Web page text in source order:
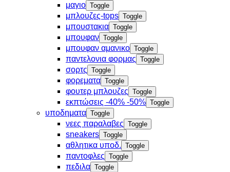
μαγιο Toggle
μπλουζες-tops Toggle
μπουστακια Toggle
μπουφαν Toggle
μπουφαν αμανικο Toggle
παντελονια φορμας Toggle
σορτς Toggle
φορεματα Toggle
φουτερ μπλουζες Toggle
εκπτώσεις -40% -50% Toggle
υποδηματα Toggle
νεες παραλαβες Toggle
sneakers Toggle
αθλητικα υποδ. Toggle
παντοφλες Toggle
πεδιλα Toggle